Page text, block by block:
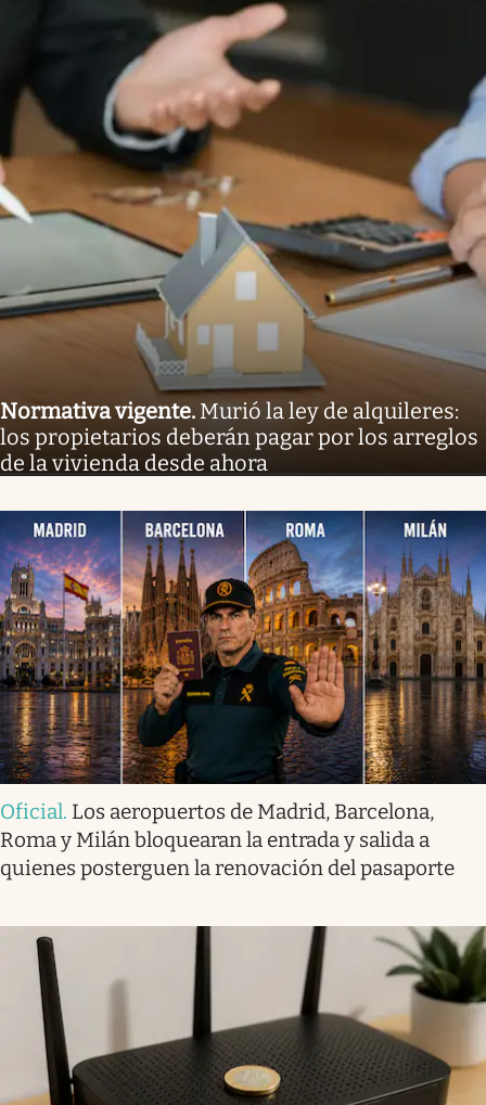
Normativa vigente. Murió la ley de alquileres:
los propietarios deberán pagar por los arreglos
de la vivienda desde ahora
Oficial. Los aeropuertos de Madrid, Barcelona,
Roma y Milán bloquearan la entrada y salida a
quienes posterguen la renovación del pasaporte